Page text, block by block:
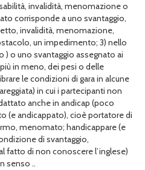
invalidità, menomazione o
corrisponde a uno svantaggio,
invalidità, menomazione,
un impedimento; 3) nello
) o uno svantaggio assegnato ai
in meno, dei pesi o delle
le condizioni di gara in alcune
in cui i partecipanti non
anche in andicap (poco
(e andicappato), cioè portatore di
menomato; handicappare (e
di svantaggio,
fatto di non conoscere l’inglese)
senso ..